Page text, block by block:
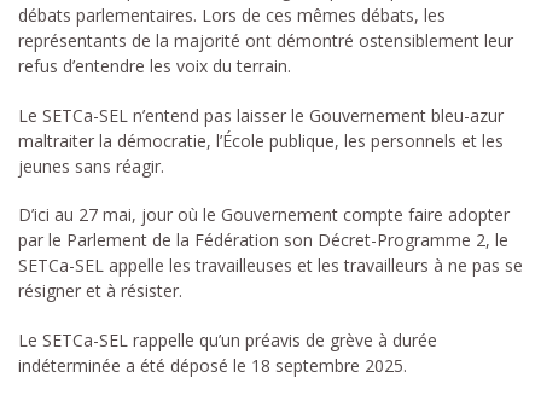
débats parlementaires. Lors de ces mêmes débats, les
représentants de la majorité ont démontré ostensiblement leur
refus d’entendre les voix du terrain.
Le SETCa-SEL n’entend pas laisser le Gouvernement bleu-azur
maltraiter la démocratie, l’École publique, les personnels et les
jeunes sans réagir.
D’ici au 27 mai, jour où le Gouvernement compte faire adopter
par le Parlement de la Fédération son Décret-Programme 2, le
SETCa-SEL appelle les travailleuses et les travailleurs à ne pas se
résigner et à résister.
Le SETCa-SEL rappelle qu’un préavis de grève à durée
indéterminée a été déposé le 18 septembre 2025.